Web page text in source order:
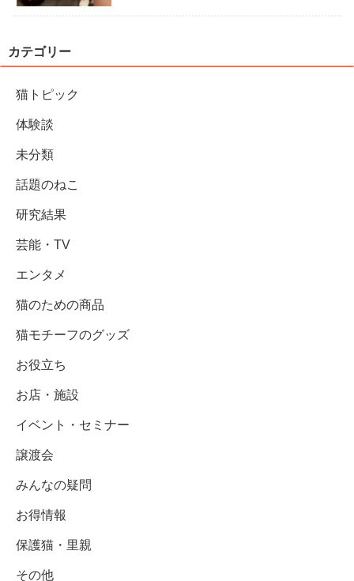
カテゴリー
猫トピック
体験談
未分類
話題のねこ
研究結果
芸能・TV
エンタメ
猫のための商品
猫モチーフのグッズ
お役立ち
お店・施設
イベント・セミナー
譲渡会
みんなの疑問
お得情報
保護猫・里親
その他